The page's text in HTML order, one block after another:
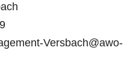
Versbach@awo-